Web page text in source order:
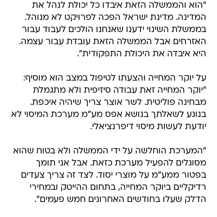
"הוא והממשלה הזאת איבדו כל יכולת לנהל את
המדינה. מדינת ישראל הפכה לפרויקט לא מנוהל.
בממשלת השינוי ידענו שאנחנו הולכים לעבוד עבור
האזרחים אבל הממשלה הזאת עובדת עבור עצמה.
היא איבדה את היכולת התפקודית".
על יוקר המחייה והצעתו לטיפול במצב הוא מוסיף:
"יוקר המחייה זאת עבודה סיזיפית ולא מתגמלת
מבחינה פוליטית. לשר אוצר צריך שיהיה איכפת.
בנוגע לשאלתך בנושא אפס מע"מ מערכת המיסוי לא
יודעת לעשות מיסוי דיפרנציאלי.
"המערכת הוחלשה על ידי הממשלה ולא בטוח שהוא
מסוגלים להפעיל מערכת כזאת. אבל אני תומך
בפטור ממע"מ על מוצרי יסוד. לצד זה צריך צעדים
רדיקליים ביוקר המחייה, בתחום ההייטק ובמחירי
הדלק שעלו בחודשים האחרונים חמש פעמים".